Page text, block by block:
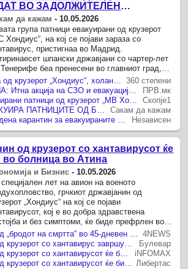
ВО ЗАДОЛЖИТЕЛЕН
ВОЕНА БОЛНИЦА
да кажам -10.05.2026
група патници евакуирани од крузерот
Хондиус“, на кој се појави зараза со
пристигнаа во Мадрид.
шпански државјани со чартер-лет
беа пренесени во главниот град,
што ќе бидат сместени во ...Почна евакуацијата од крузерот „Хондиус“, холандски научник е првиот заразен со хантавирус
360 степени
ДРАМА ВО ЕВРОПА: Итна акција на СЗО и евакуација во неколку држави!
ПРВ.мк
Прв авион со евакуирани патници од крузерот „МВ Хондиус“ полета кон Мадрид
Скопје1
ШПАНИЈА ГИ ЕВАКУИРА ПАТНИЦИТЕ ОД БРОДОТ ЗАФАТЕН ОД ХАНТАВИРУС, ШПАНЦИТЕ ОДАТ ВО ДЕВЕТНЕДЕЛЕН КАРАНТИН ПО ТРИ СМРТНИ СЛУЧАИ НА КРСТОСУВАЊЕТО
Сакам да кажам
СЗО препорача 42 дена карантин за евакуираните од крузерот со хантавирус
Независен
од крузерот со хантавирусот ќе
во болница во Атина
и Бизнис -10.05.2026
лет на авион на военото
грчкиот државјанин од
„Хондиус“ на кој се појави
кој е во добра здравствена
и без симптоми, ќе биде префрлен во
болница, каде што ќе биде 45 дена во ...
Грчки државјанин од „бродот на смртта“ во 45-дневен строг карантин во Атина
4NEWS
Грчки државјанин од крузерот со хантавирус завршува во 45-дневен строг карантин во Атина
Булевар
Грчки државјанин од крузерот со хантавирусот ќе биде пренесен во болница во Атина
iNFOMAX
Грчки државјанин од крузерот со хантавирусот ќе биде пренесен во болница во Атина Либертас